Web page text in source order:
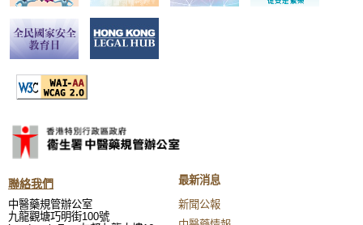
聯絡我們
中醫藥規管辦公室
九龍觀塘巧明街100號
最新消息
新聞公報